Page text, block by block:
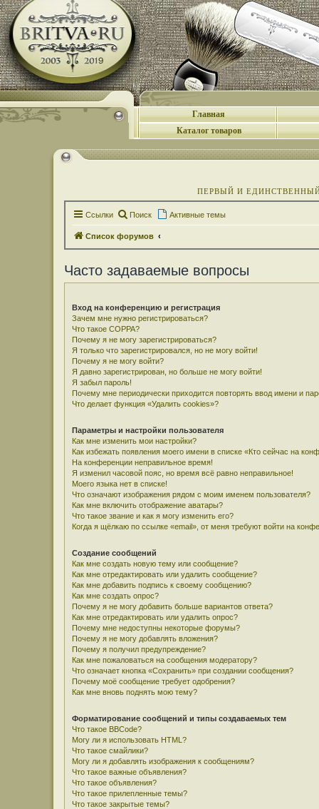
Главная
Каталог товаров
ПЕРВЫЙ И
Ссылки Поиск Активные темы
Список форумов
Часто задаваемые вопросы
Вход на конференцию и регистрация
Зачем мне нужно регистрироваться?
Что такое COPPA?
Почему я не могу зарегистрироваться?
Я только что зарегистрировался, но не могу войти!
Почему я не могу войти?
Я давно зарегистрирован, но больше не могу войти!
Я забыл пароль!
Почему мне периодически приходится повторять ввод имени и
Что делает функция «Удалить cookies»?
Параметры и настройки пользователя
Как мне изменить мои настройки?
Как избежать появления моего имени в списке «Кто сейчас на
На конференции неправильное время!
Я изменил часовой пояс, но время всё равно неправильное!
Моего языка нет в списке!
Что означают изображения рядом с моим именем пользователя?
Как мне включить отображение аватары?
Что такое звание и как я могу изменить его?
Когда я щёлкаю по ссылке «email», от меня требуют войти на
Создание сообщений
Как мне создать новую тему или сообщение?
Как мне отредактировать или удалить сообщение?
Как мне добавить подпись к своему сообщению?
Как мне создать опрос?
Почему я не могу добавить больше вариантов ответа?
Как мне отредактировать или удалить опрос?
Почему мне недоступны некоторые форумы?
Почему я не могу добавлять вложения?
Почему я получил предупреждение?
Как мне пожаловаться на сообщения модератору?
Что означает кнопка «Сохранить» при создании сообщения?
Почему моё сообщение требует одобрения?
Как мне вновь поднять мою тему?
Форматирование сообщений и типы создаваемых тем
Что такое BBCode?
Могу ли я использовать HTML?
Что такое смайлики?
Могу ли я добавлять изображения к сообщениям?
Что такое важные объявления?
Что такое объявления?
Что такое прилепленные темы?
Что такое закрытые темы?